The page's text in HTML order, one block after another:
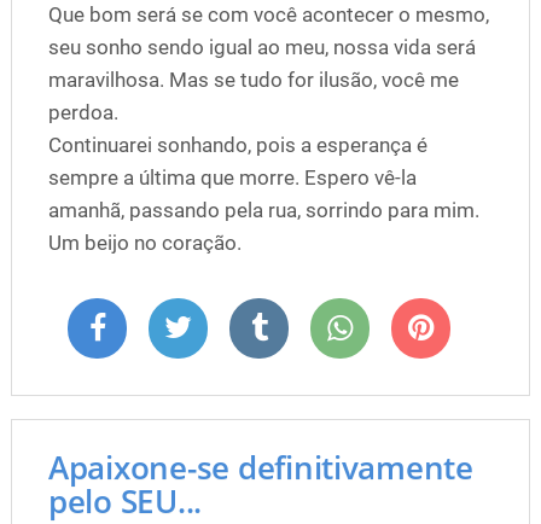
Que bom será se com você acontecer o mesmo,
seu sonho sendo igual ao meu, nossa vida será
maravilhosa. Mas se tudo for ilusão, você me
perdoa.
Continuarei sonhando, pois a esperança é
sempre a última que morre. Espero vê-la
amanhã, passando pela rua, sorrindo para mim.
Um beijo no coração.
Apaixone-se definitivamente
pelo SEU...